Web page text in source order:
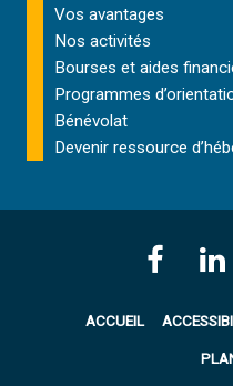
Vos avantages
Nos activités
Bourses et aides
Programmes
Bénévolat
Devenir ressource
ACCUEIL